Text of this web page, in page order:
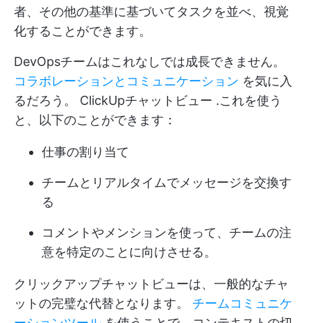
者、その他の基準に基づいてタスクを並べ、視覚
化することができます。
DevOpsチームはこれなしでは成長できません。
コラボレーションとコミュニケーション を気に入
るだろう。 ClickUpチャットビュー .これを使う
と、以下のことができます：
仕事の割り当て
チームとリアルタイムでメッセージを交換す
る
コメントやメンションを使って、チームの注
意を特定のことに向けさせる。
クリックアップチャットビューは、一般的なチャ
ットの完璧な代替となります。 チームコミュニケ